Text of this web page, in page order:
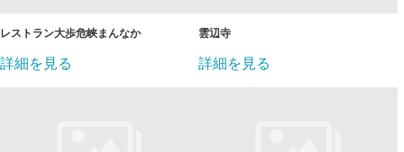
レストラン大歩危峡まんなか
詳細を見る
雲辺寺
詳細を見る